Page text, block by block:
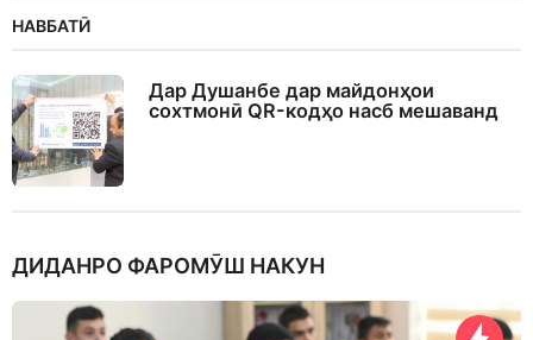
НАВБАТӢ
Дар Душанбе дар майдонҳои
сохтмонӣ QR-кодҳо насб мешаванд
ДИДАНРО ФАРОМӮШ НАКУН